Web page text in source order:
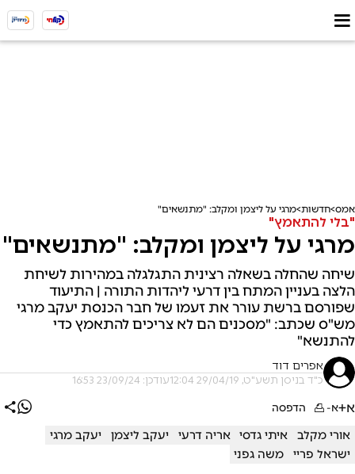
אמס חדשות מרגי על ליצמן ומקלב: "מתנשאים"
"בלי להתאמץ"
מרגי על ליצמן ומקלב: "מתנשאים"
שיחה שהחלה בשאלה רצינית התגלגלה במהירות לשיחת
הלצה בעניין המתח בין דרעי ליהדות התורה | התיעוד
שפורסם ברשת עורר את זעמו של חבר הכנסת יעקב מרגי
מש"ס שכתב: "מסכנים הם לא צריכים להתאמץ כדי
להתנשא"
אפרים דוד
כ"ד בניסן תשע"ט, 29/04/19 12:04 עודכן: 23/09/24 16:53
א+א- הדפסה
אורי מקלב איתי גדסי אריה דרעי יעקב ליצמן
יעקב מרגי
ישראל פריי
משה גפני